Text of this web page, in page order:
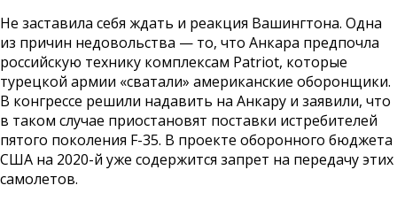
Не заставила себя ждать и реакция Вашингтона. Одна
из причин недовольства — то, что Анкара предпочла
российскую технику комплексам Patriot, которые
турецкой армии «сватали» американские оборонщики.
В конгрессе решили надавить на Анкару и заявили, что
в таком случае приостановят поставки истребителей
пятого поколения F-35. В проекте оборонного бюджета
США на 2020-й уже содержится запрет на передачу этих
самолетов.